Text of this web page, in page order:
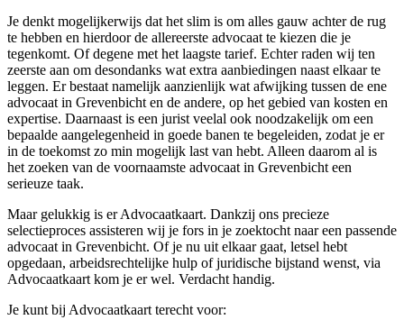
Je denkt mogelijkerwijs dat het slim is om alles gauw achter de rug
te hebben en hierdoor de allereerste advocaat te kiezen die je
tegenkomt. Of degene met het laagste tarief. Echter raden wij ten
zeerste aan om desondanks wat extra aanbiedingen naast elkaar te
leggen. Er bestaat namelijk aanzienlijk wat afwijking tussen de ene
advocaat in Grevenbicht en de andere, op het gebied van kosten en
expertise. Daarnaast is een jurist veelal ook noodzakelijk om een
bepaalde aangelegenheid in goede banen te begeleiden, zodat je er
in de toekomst zo min mogelijk last van hebt. Alleen daarom al is
het zoeken van de voornaamste advocaat in Grevenbicht een
serieuze taak.
Maar gelukkig is er Advocaatkaart. Dankzij ons precieze
selectieproces assisteren wij je fors in je zoektocht naar een passende
advocaat in Grevenbicht. Of je nu uit elkaar gaat, letsel hebt
opgedaan, arbeidsrechtelijke hulp of juridische bijstand wenst, via
Advocaatkaart kom je er wel. Verdacht handig.
Je kunt bij Advocaatkaart terecht voor: